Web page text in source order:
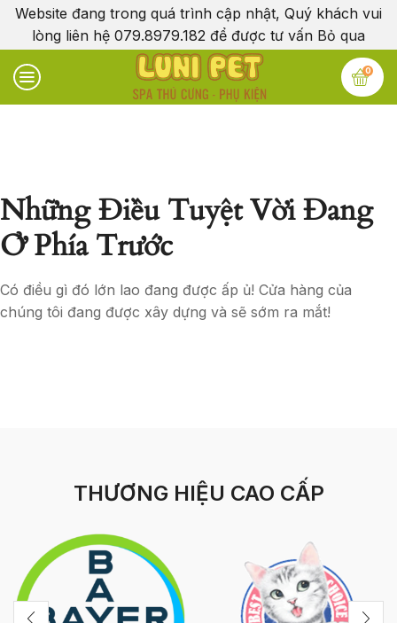
Website đang trong quá trình cập nhật, Quý khách vui
lòng liên hệ 079.8979.182 để được tư vấn Bỏ qua
0
Những Điều Tuyệt Vời Đang
Ở Phía Trước
Có điều gì đó lớn lao đang được ấp ủ! Cửa hàng của
chúng tôi đang được xây dựng và sẽ sớm ra mắt!
THƯƠNG HIỆU CAO CẤP